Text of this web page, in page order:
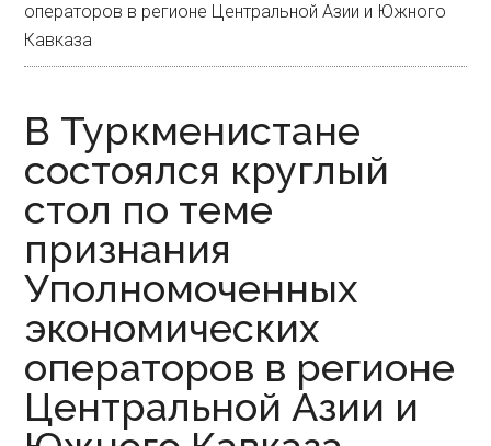
операторов в регионе Центральной Азии и Южного
Кавказа
В Туркменистане
состоялся круглый
стол по теме
признания
Уполномоченных
экономических
операторов в регионе
Центральной Азии и